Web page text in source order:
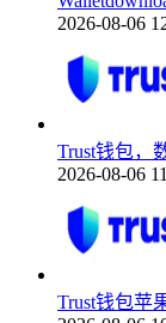
2026-08-06
Trust钱包，
2026-08-06
Trust钱包苹